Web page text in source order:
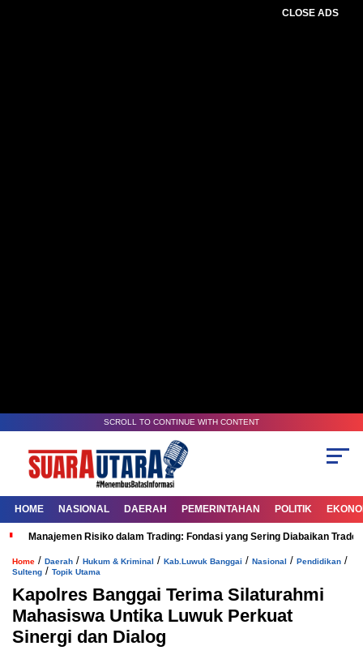
CLOSE ADS
SCROLL TO CONTINUE WITH CONTENT
HOME NASIONAL DAERAH PEMERINTAHAN POLITIK
Manajemen Risiko dalam Trading: Fondasi yang Sering Diabaikan
Home / Daerah / Hukum & Kriminal / Kab.Luwuk Banggai / Nasional / Pendidikan /
Sulteng / Topik Utama
Kapolres Banggai Terima Silaturahmi
Mahasiswa Untika Luwuk Perkuat
Sinergi dan Dialog